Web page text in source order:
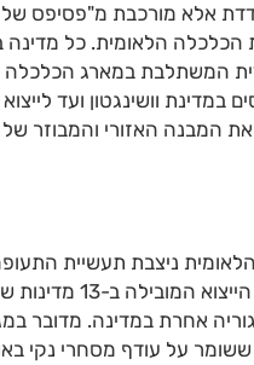
הלאומית. כל מדינה
המשתלבת במארג הכלכלה
וושינגטון ועד
המבנה האזורי והמבוזר של
ניצבת תעשיית
המהווה את קטגוריית
אחרת במדינה. מדובר
על עודף מסחרי נקי